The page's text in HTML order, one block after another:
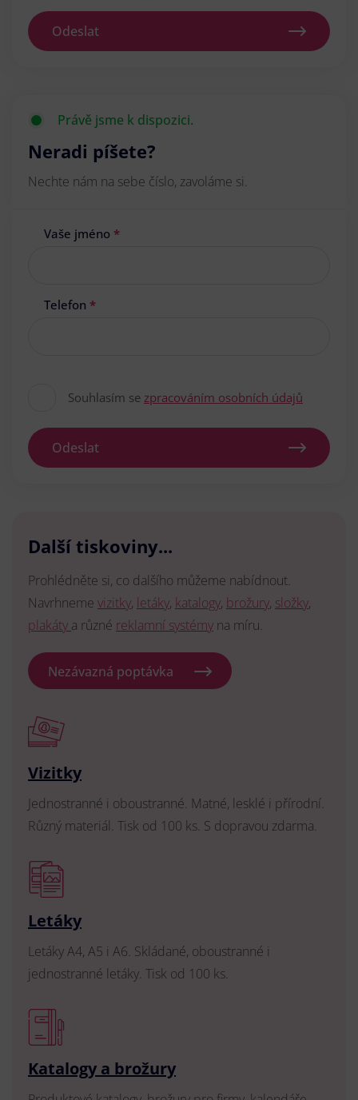
Odeslat
Právě jsme k dispozici.
Neradi píšete?
Nechte nám na sebe číslo, zavoláme si.
Vaše jméno *
Telefon *
Souhlasím se zpracováním osobních údajů
Odeslat
Další tiskoviny...
Prohlédněte si, co dalšího můžeme nabídnout.
Navrhneme vizitky, letáky, katalogy, brožury, složky,
plakáty a různé reklamní systémy na míru.
Nezávazná poptávka
Vizitky
Jednostranné i oboustranné. Matné, lesklé i přírodní.
Různý materiál. Tisk od 100 ks. S dopravou zdarma.
Letáky
Letáky A4, A5 i A6. Skládané, oboustranné i
jednostranné letáky. Tisk od 100 ks.
Katalogy a brožury